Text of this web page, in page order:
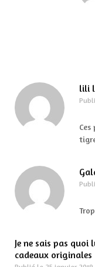
lili
Je ne sais pas
cadeaux originales